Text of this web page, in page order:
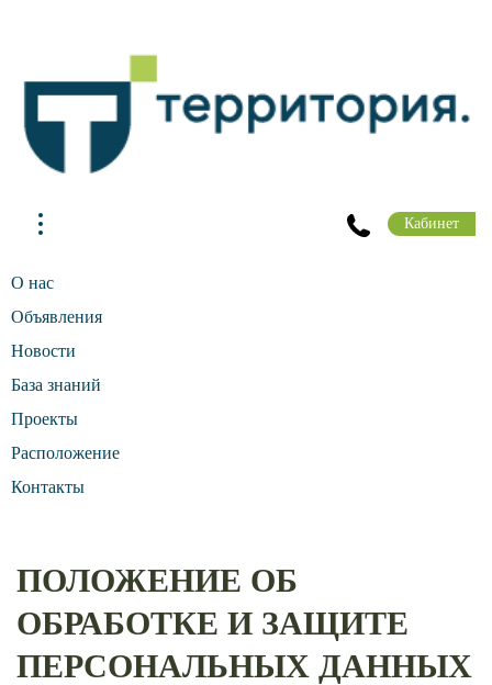
Кабинет
О нас
Объявления
Новости
База знаний
Проекты
Расположение
Контакты
ПОЛОЖЕНИЕ ОБ
ОБРАБОТКЕ И ЗАЩИТЕ
ПЕРСОНАЛЬНЫХ ДАННЫХ